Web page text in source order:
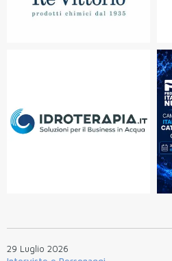
29 Luglio 2026